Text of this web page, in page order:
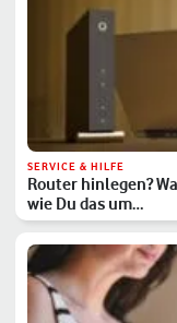
SERVICE & HILFE
Router hinlegen?
wie Du das um…